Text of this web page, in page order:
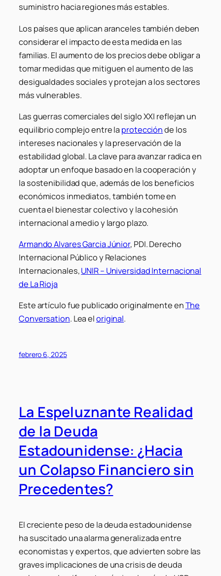
suministro hacia regiones más estables.
Los países que aplican aranceles también deben
considerar el impacto de esta medida en las
familias. El aumento de los precios debe obligar a
tomar medidas que mitiguen el aumento de las
desigualdades sociales y protejan a los sectores
más vulnerables.
Las guerras comerciales del siglo XXI reflejan un
equilibrio complejo entre la protecciónde los
intereses nacionales y la preservación de la
estabilidad global. La clave para avanzar radica en
adoptar un enfoque basado en la cooperación y
la sostenibilidad que, además de los beneficios
económicos inmediatos, también tome en
cuenta el bienestar colectivo y la cohesión
internacional a medio y largo plazo.
Armando Alvares Garcia Júnior, PDI. Derecho
Internacional Público y Relaciones
Internacionales,UNIR – Universidad Internacional
de La Rioja
Este artículo fue publicado originalmente enThe
Conversation. Lea eloriginal.
febrero 6, 2025
La Espeluznante Realidad
de la Deuda
Estadounidense: ¿Hacia
un Colapso Financiero sin
Precedentes?
El creciente peso de la deuda estadounidense
ha suscitado una alarma generalizada entre
economistas y expertos, que advierten sobre las
graves implicaciones de una crisis de deuda